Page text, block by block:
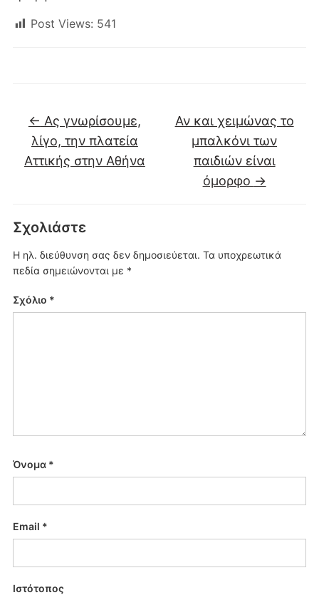
Post Views: 541
← Ας γνωρίσουμε,
λίγο, την πλατεία
Αττικής στην Αθήνα
Αν και χειμώνας το
μπαλκόνι των
παιδιών είναι
όμορφο →
Σχολιάστε
Η ηλ. διεύθυνση σας δεν δημοσιεύεται. Τα υποχρεωτικά
πεδία σημειώνονται με *
Σχόλιο *
Όνομα *
Email *
Ιστότοπος